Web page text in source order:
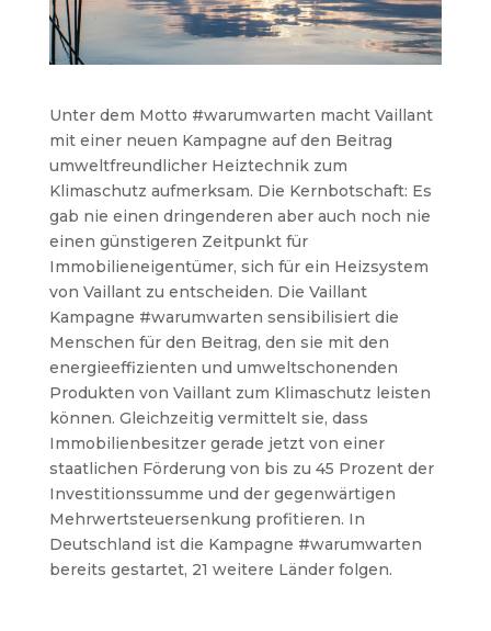
Unter dem Motto #warumwarten macht Vaillant
mit einer neuen Kampagne auf den Beitrag
umweltfreundlicher Heiztechnik zum
Klimaschutz aufmerksam. Die Kernbotschaft: Es
gab nie einen dringenderen aber auch noch nie
einen günstigeren Zeitpunkt für
Immobilieneigentümer, sich für ein Heizsystem
von Vaillant zu entscheiden. Die Vaillant
Kampagne #warumwarten sensibilisiert die
Menschen für den Beitrag, den sie mit den
energieeffizienten und umweltschonenden
Produkten von Vaillant zum Klimaschutz leisten
können. Gleichzeitig vermittelt sie, dass
Immobilienbesitzer gerade jetzt von einer
staatlichen Förderung von bis zu 45 Prozent der
Investitionssumme und der gegenwärtigen
Mehrwertsteuersenkung profitieren. In
Deutschland ist die Kampagne #warumwarten
bereits gestartet, 21 weitere Länder folgen.